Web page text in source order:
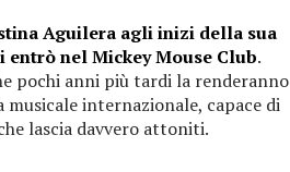
Aguilera agli inizi della sua
nel Mickey Mouse Club.
pochi anni più tardi la renderanno
internazionale, capace di
lascia davvero attoniti.